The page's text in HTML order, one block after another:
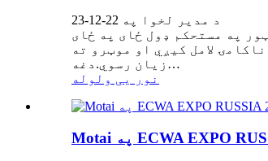
د مدیر لخوا په 22-12-23
په مستحکم ډول ځای په ځای
لامل کیږي او موټرو ته
زیان رسوي.دغه…
نور یی ولوله